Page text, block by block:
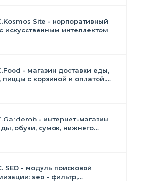
Site - корпоративный
искусственным интеллектом
- магазин доставки еды,
пиццы с корзиной и оплатой.
- интернет-магазин
обуви, сумок, нижнего
SEO - модуль поисковой
seo - фильтр,